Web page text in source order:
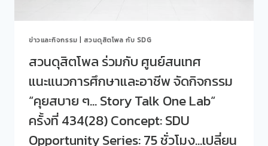
2569
ข่าวและกิจกรรม สวนดุสิตโพล กับ SDG
สวนดุสิตโพล ร่วมกับ ศูนย์สนเทศ
แนะแนวการศึกษาและอาชีพ จัดกิจกรรม
“คุยสบาย ๆ… Story Talk One Lab“
ครั้งที่ 434(28) Concept: SDU
Opportunity Series: 75 ชั่วโมง…เปลี่ยน